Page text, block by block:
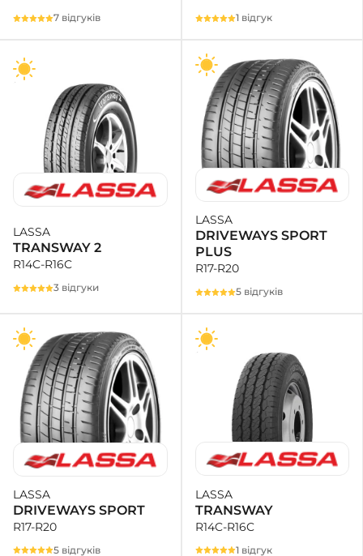
7 відгуків 1 відгук
LASSA
TRANSWAY 2
R14C-R16C
3 відгуки
LASSA
DRIVEWAYS SPORT
PLUS
R17-R20
5 відгуків
LASSA
DRIVEWAYS SPORT
R17-R20
5 відгуків
LASSA
TRANSWAY
R14C-R16C
1 відгук